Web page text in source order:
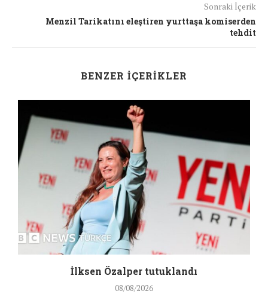
Sonraki İçerik
Menzil Tarikatını eleştiren yurttaşa komiserden
tehdit
BENZER İÇERIKLER
İlksen Özalper tutuklandı
08/08/2026